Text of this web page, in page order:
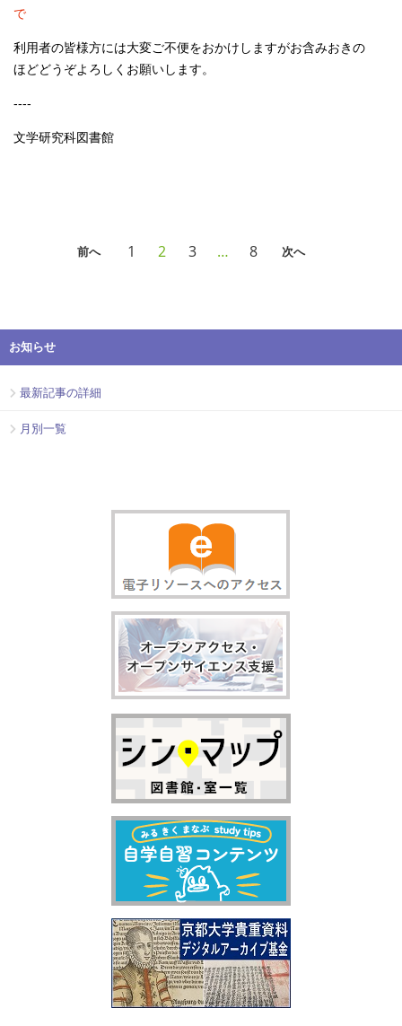
で
利用者の皆様方には大変ご不便をおかけしますがお含みおきの
ほどどうぞよろしくお願いします。
----
文学研究科図書館
前へ 1 2 3 … 8 次へ
お知らせ
最新記事の詳細
月別一覧